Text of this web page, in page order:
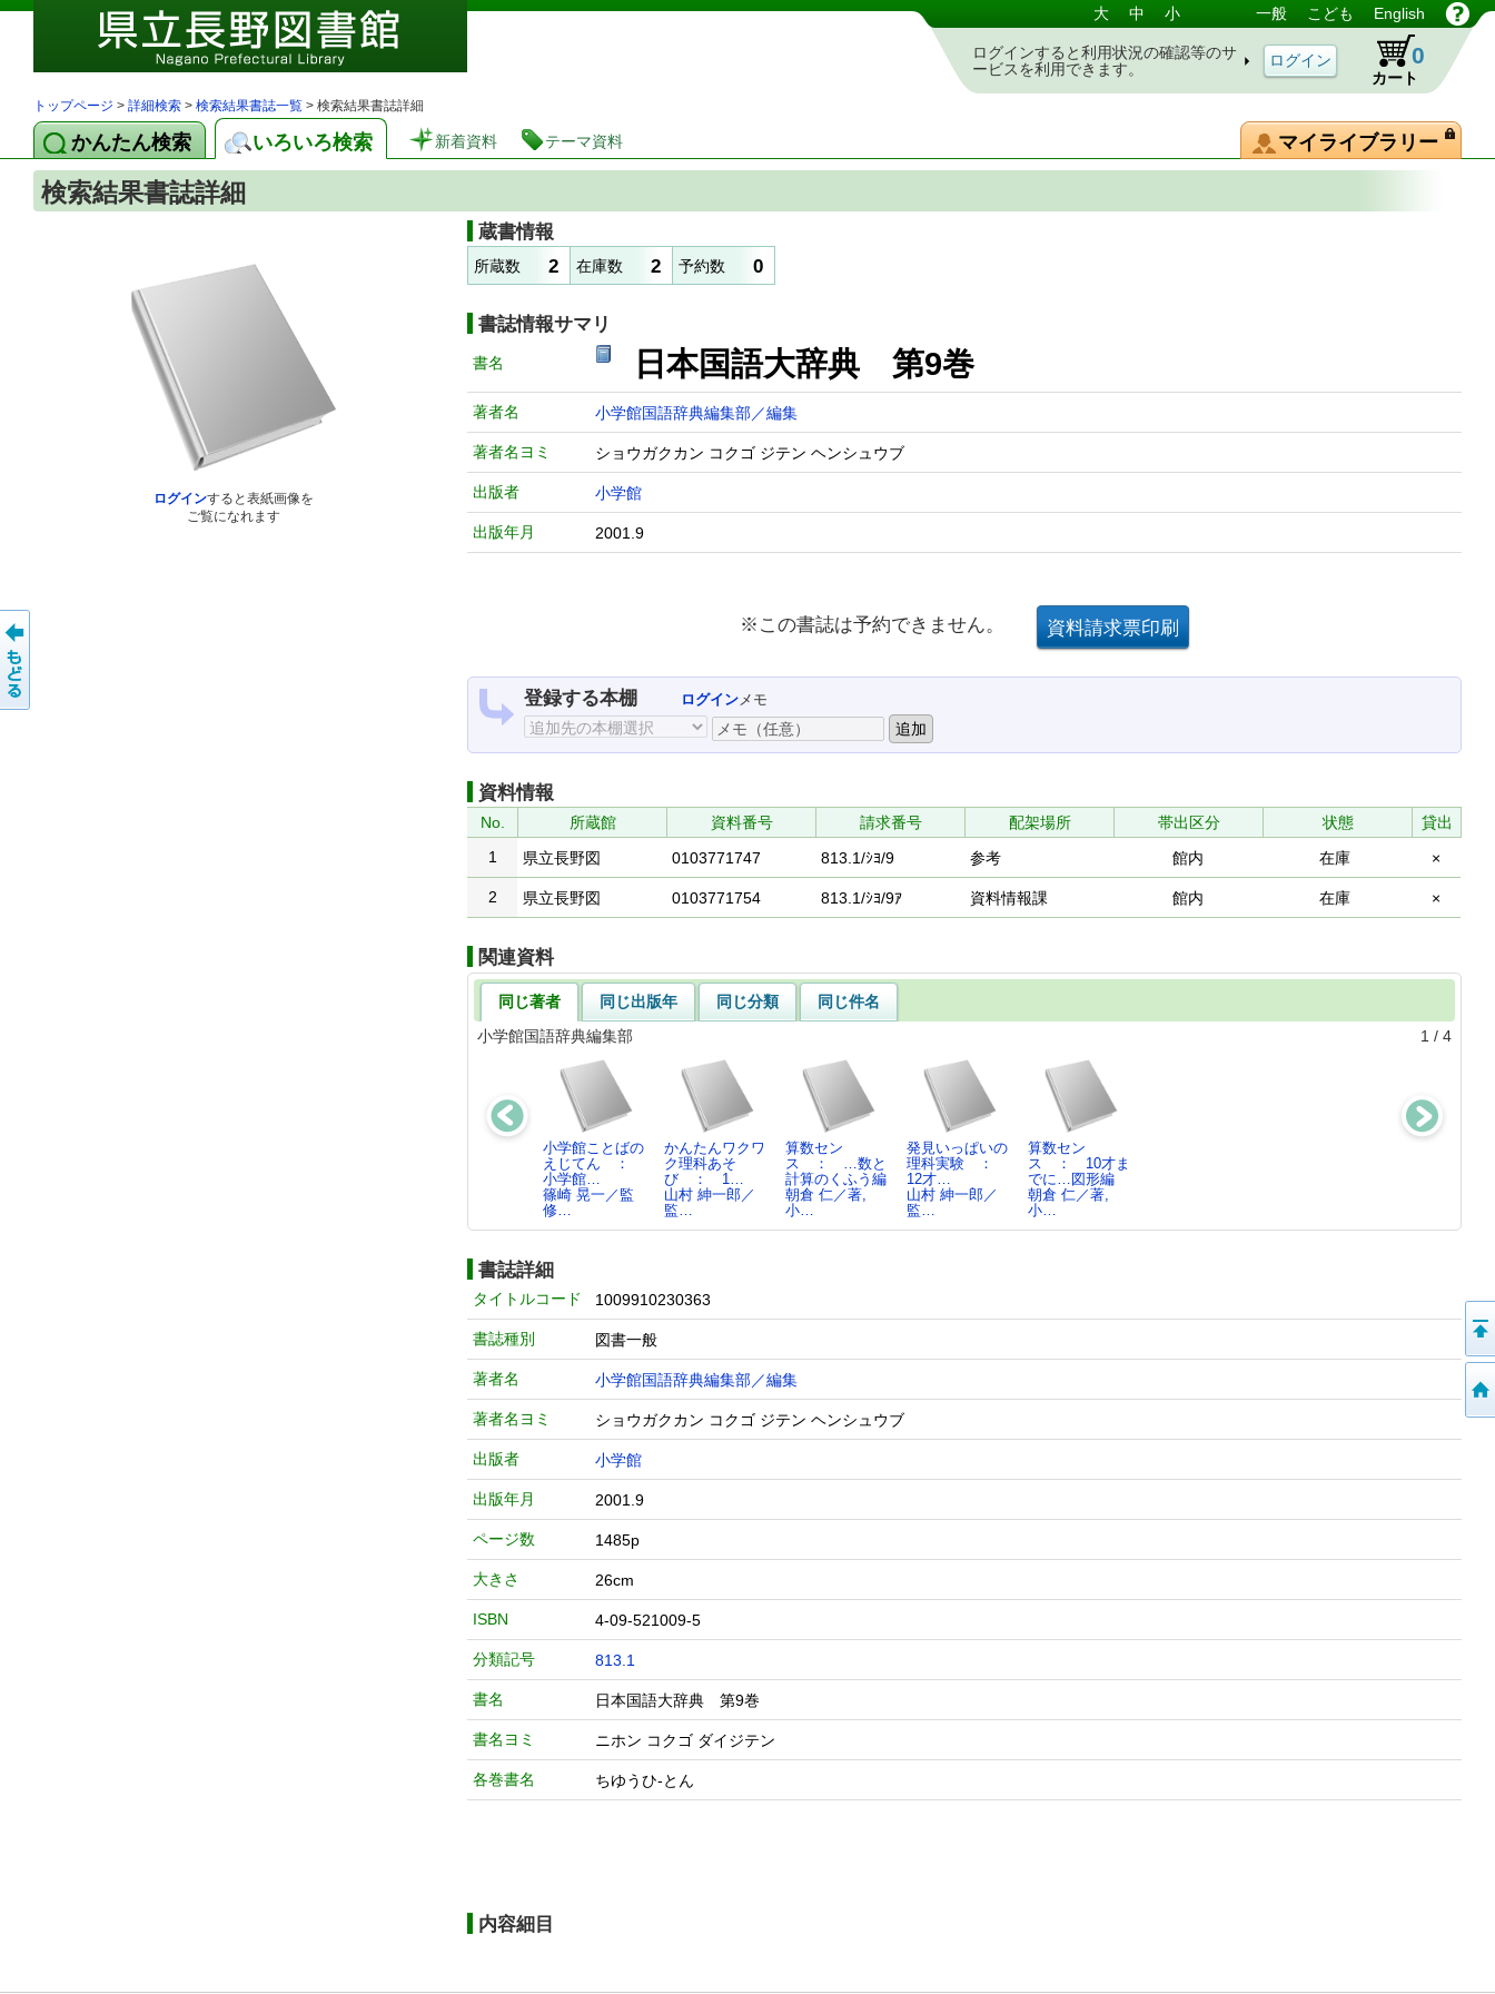
図書館 蔵書検索・予約システム 大 中 小 一般 こども English
ログインすると利用状況の確認等のサ
ービスを利用できます。
カート
0
トップページ > 詳細検索 > 検索結果書誌一覧 > 検索結果書誌詳細
かんたん検索 いろいろ検索 新着資料 テーマ資料 マイライブラリー
検索結果書誌詳細
ログインすると表紙画像を
ご覧になれます
蔵書情報
所蔵数 2 在庫数 2 予約数 0
書誌情報サマリ
書名 日本国語大辞典 第9巻
著者名 小学館国語辞典編集部／編集
著者名ヨミ ショウガクカン コクゴ ジテン ヘンシュウブ
出版者 小学館
出版年月 2001.9
※この書誌は予約できません。
登録する本棚 ログインメモ
資料情報
No. 所蔵館 資料番号 請求番号 配架場所 帯出区分 状態
貸出
1
県立長野図 0103771747 813.1/ｼﾖ/9 参考 館内 在庫 ×
2 県立長野図 0103771754 813.1/ｼﾖ/9ｱ 資料情報課 館内 在庫 ×
関連資料
同じ著者 同じ出版年 同じ分類
同じ件名
小学館国語辞典編集部
1 / 4
小学館ことばの
えじてん ：
小学館…
篠崎 晃一／監
修…
かんたんワクワ
ク理科あそ
び ： 1…
山村 紳一郎／
監…
算数セン
ス ： …数と
計算のくふう編
朝倉 仁／著,
小…
発見いっぱいの
理科実験 ：
12才…
山村 紳一郎／
監…
算数セン
ス ： 10才ま
でに…図形編
朝倉 仁／著,
小…
書誌詳細
タイトルコード 1009910230363
書誌種別 図書一般
著者名 小学館国語辞典編集部／編集
著者名ヨミ ショウガクカン コクゴ ジテン ヘンシュウブ
出版者 小学館
出版年月 2001.9
ページ数 1485p
大きさ 26cm
ISBN 4-09-521009-5
分類記号 813.1
書名 日本国語大辞典 第9巻
書名ヨミ ニホン コクゴ ダイジテン
各巻書名 ちゆうひ-とん
内容細目